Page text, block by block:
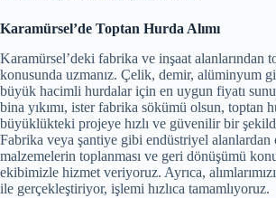
Karamürsel’de Toptan Hurda Alımı
Karamürsel’deki fabrika ve inşaat alanlarından
konusunda uzmanız. Çelik, demir, alüminyum
büyük hacimli hurdalar için en uygun fiyatı
bina yıkımı, ister fabrika sökümü olsun, toptan
büyüklükteki projeye hızlı ve güvenilir bir
Fabrika veya şantiye gibi endüstriyel alanlardan
malzemelerin toplanması ve geri dönüşümü
ekibimizle hizmet veriyoruz. Ayrıca,
ile gerçekleştiriyor, işlemi hızlıca tamamlıyoruz.